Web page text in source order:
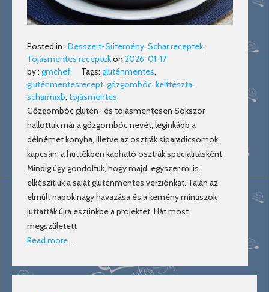
Posted in : Desszert-Sütemény, Schar receptek,
Tojásmentes receptekon 2026-01-17
by : gmchef Tags: gluténmentes,
gluténmentesrecept, gőzgombóc, kelttészta,
scharmixb, tojásmentes
Gőzgombóc glutén- és tojásmentesen Sokszor
hallottuk már a gőzgombóc nevét, leginkább a
délnémet konyha, illetve az osztrák síparadicsomok
kapcsán, a hüttékben kapható osztrák specialitásként.
Mindig úgy gondoltuk, hogy majd, egyszer mi is
elkészítjük a saját gluténmentes verziónkat. Talán az
elmúlt napok nagy havazása és a kemény mínuszok
juttatták újra eszünkbe a projektet. Hát most
megszületett
Read more…